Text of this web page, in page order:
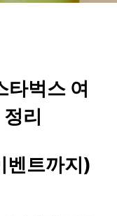
타벅스 여
리
벤트까지)